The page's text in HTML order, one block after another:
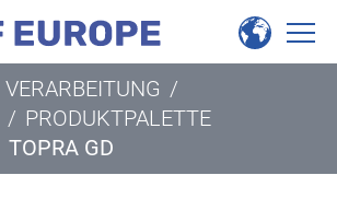
VERARBEITUNG /
/ PRODUKTPALETTE
TOPRA GD